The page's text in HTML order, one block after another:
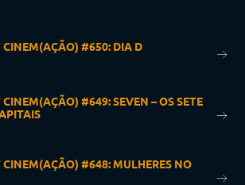
CINEM(AÇÃO) #650: DIA D
CINEM(AÇÃO) #649: SEVEN – OS SETE
CINEM(AÇÃO) #648: MULHERES NO